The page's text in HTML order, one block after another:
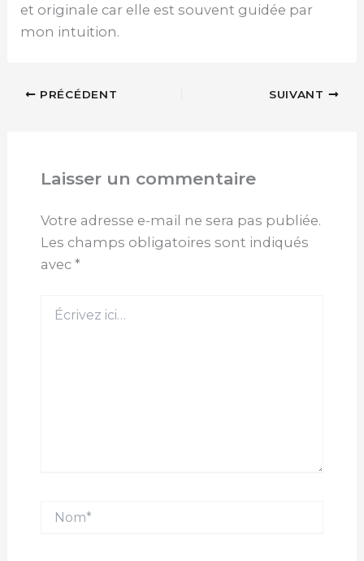
et originale car elle est souvent guidée par
mon intuition.
PRÉCÉDENT SUIVANT
Laisser un commentaire
Votre adresse e-mail ne sera pas publiée.
Les champs obligatoires sont indiqués
avec *
ici…